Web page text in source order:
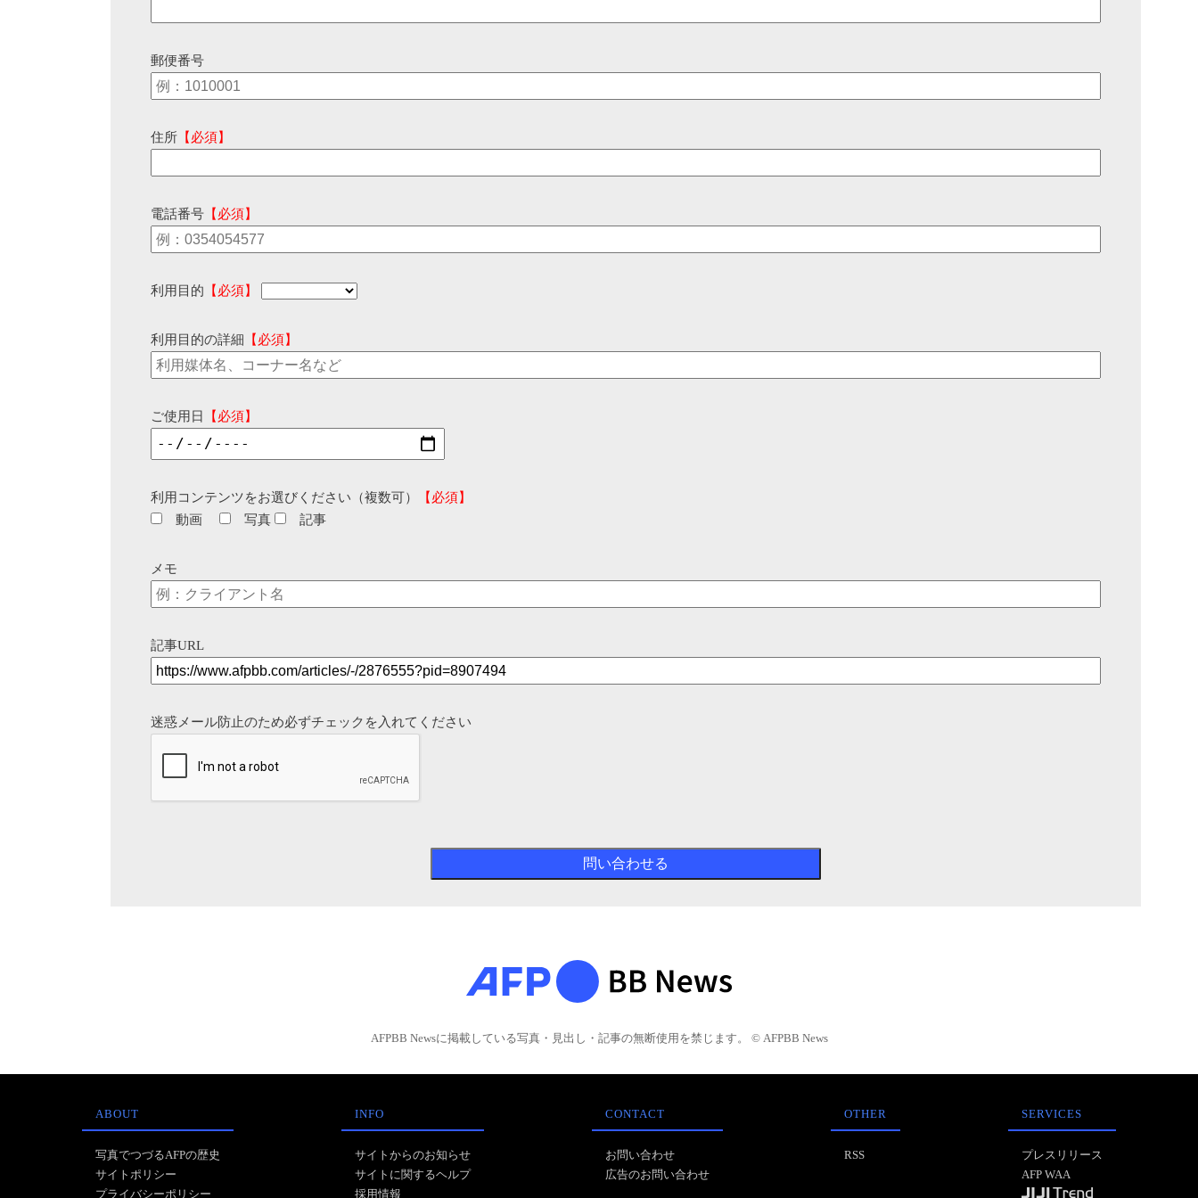
郵便番号
住所 【必須】
電話番号 【必須】
利用目的 【必須】
利用目的の詳細 【必須】
ご使用日 【必須】
利用コンテンツをお選びください（複数可）
【必須】
動画
写真 記事
メモ
記事URL
迷惑メール防止のため必ずチェックを入れてください
AFPBB Newsに掲載している写真・見出し・記事の無断使用を禁じます。 © AFPBB News
ABOUT
写真でつづるAFPの歴史
サイトポリシー
プライバシーポリシー
INFO
サイトからのお知らせ
サイトに関するヘルプ
採用情報
CONTACT
お問い合わせ
広告のお問い合わせ
OTHER
RSS
SERVICES
プレスリリース
AFP WAA